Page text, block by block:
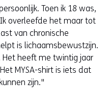
Toen ik 18 was,
overleefde het maar tot
van chronische
is lichaamsbewustzijn.
Het heeft me twintig jaar
MYSA-shirt is iets dat
zijn."